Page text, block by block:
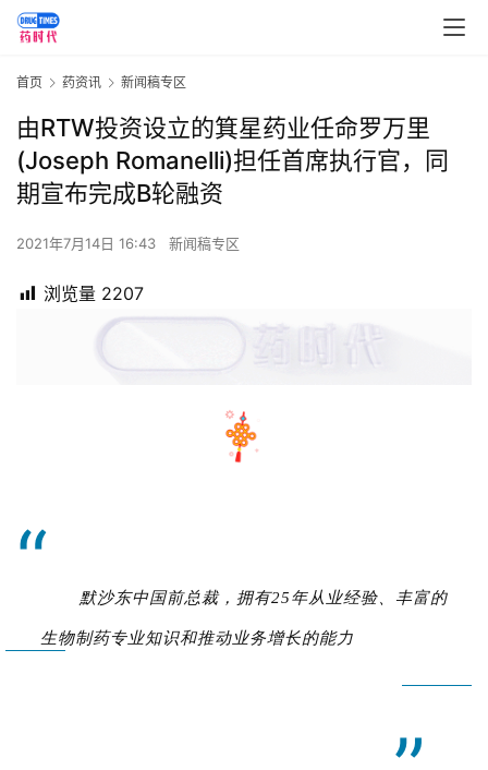
首页 药资讯 新闻稿专区
由RTW投资设立的箕星药业任命罗万里
(Joseph Romanelli)担任首席执行官，同
期宣布完成B轮融资
2021年7月14日 16:43 新闻稿专区
浏览量 2207
“ 默沙东中国前总裁，拥有25年从业经验、丰富的
生物制药专业知识和推动业务增长的能力